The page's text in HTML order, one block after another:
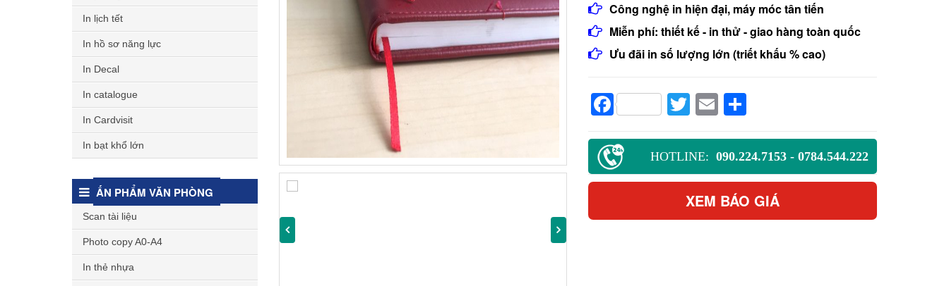
In lịch tết
In hồ sơ năng lực
In Decal
In catalogue
In Cardvisit
In bạt khổ lớn
ẤN PHẨM VĂN PHÒNG
Scan tài liệu
Photo copy A0-A4
In thẻ nhựa
Công nghệ in hiện đại, máy móc tân tiến
Miễn phí: thiết kế - in thử - giao hàng toàn quốc
Ưu đãi in số lượng lớn (triết khấu % cao)
FacebookTwitter
Email
HOTLINE: 090.224.7153 - 0784.544.222
XEM BÁO GIÁ